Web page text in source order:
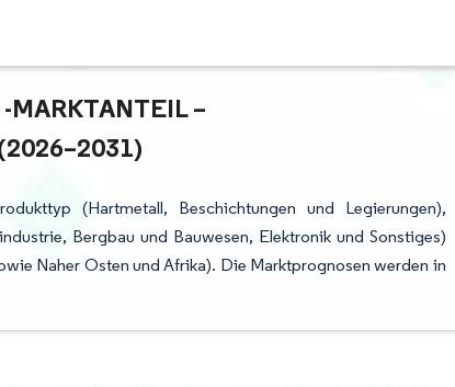
– W
(Hartmetall, Beschichtungen und Legierungen),
Bergbau und Bauwesen, Elektronik und Sonstiges)
Naher Osten und Afrika). Die Marktprognosen werden in